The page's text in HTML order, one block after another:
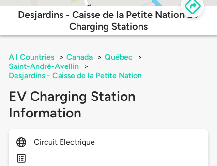
Desjardins - Caisse de la Petite Nation EV
Charging Stations
All Countries > Canada > Québec
>
Saint-André-Avellin
>
Desjardins - Caisse de la Petite Nation
EV Charging Station
Information
Circuit Électrique